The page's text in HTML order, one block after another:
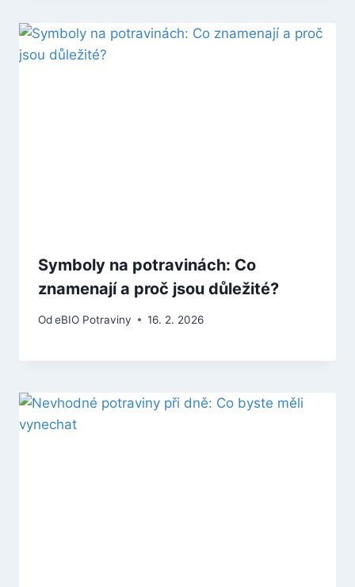
Symboly na potravinách: Co
znamenají a proč jsou důležité?
OdeBIO Potraviny 16. 2. 2026